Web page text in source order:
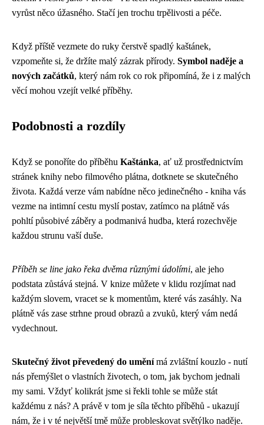
vyrůst něco úžasného. Stačí jen trochu trpělivosti a péče.
Když příště vezmete do ruky čerstvě spadlý kaštánek,
vzpomeňte si, že držíte malý zázrak přírody. Symbol naděje a
nových začátků, který nám rok co rok připomíná, že i z malých
věcí mohou vzejít velké příběhy.
Podobnosti a rozdíly
Když se ponoříte do příběhu Kaštánka, ať už prostřednictvím
stránek knihy nebo filmového plátna, dotknete se skutečného
života. Každá verze vám nabídne něco jedinečného - kniha vás
vezme na intimní cestu myslí postav, zatímco na plátně vás
pohltí působivé záběry a podmanivá hudba, která rozechvěje
každou strunu vaší duše.
Příběh se line jako řeka dvěma různými údolími, ale jeho
podstata zůstává stejná. V knize můžete v klidu rozjímat nad
každým slovem, vracet se k momentům, které vás zasáhly. Na
plátně vás zase strhne proud obrazů a zvuků, který vám nedá
vydechnout.
Skutečný život převedený do uměnímá zvláštní kouzlo - nutí
nás přemýšlet o vlastních životech, o tom, jak bychom jednali
my sami. Vždyť kolikrát jsme si řekli tohle se může stát
každému z nás? A právě v tom je síla těchto příběhů - ukazují
nám, že i v té největší tmě může probleskovat světýlko naděje.